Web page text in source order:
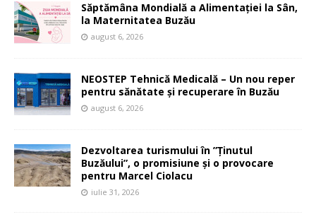
Săptămâna Mondială a Alimentației la Sân,
la Maternitatea Buzău
august 6, 2026
NEOSTEP Tehnică Medicală – Un nou reper
pentru sănătate și recuperare în Buzău
august 6, 2026
Dezvoltarea turismului în ”Ținutul
Buzăului”, o promisiune și o provocare
pentru Marcel Ciolacu
iulie 31, 2026